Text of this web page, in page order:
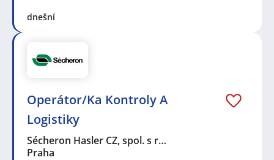
dnešní
Operátor/Ka Kontroly A
Logistiky
Sécheron Hasler CZ, spol. s r…
Praha